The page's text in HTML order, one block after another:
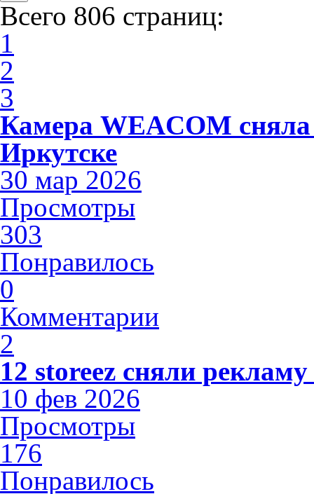
Всего 806 страниц:
1
2
3
Камера WEACOM
Иркутске
30 мар 2026
Просмотры
303
Понравилось
0
Комментарии
2
12 storeez сняли
10 фев 2026
Просмотры
176
Понравилось